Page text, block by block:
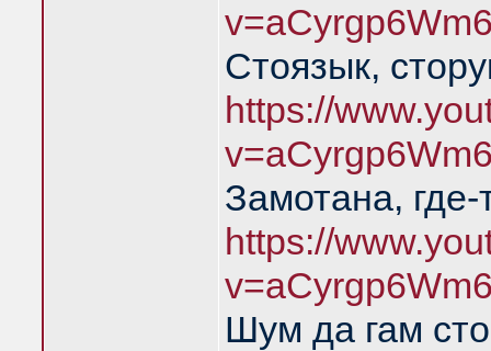
Стоязык,
https://
Замотана,
https://
Шум да гам